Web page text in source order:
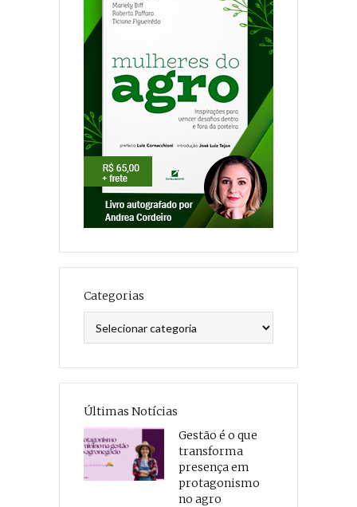
Categorias
Últimas Notícias
Gestão é o que
transforma
presença em
protagonismo
no agro